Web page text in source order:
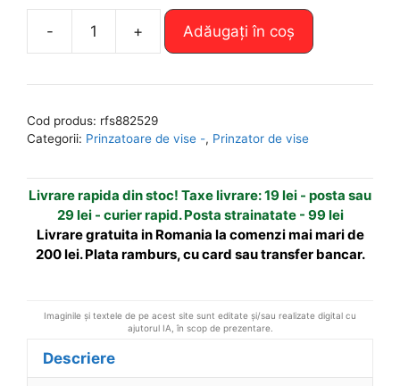
-
Cantitate
de
-
de
orice
fel
+ Adăugați în coș
e
n
t
i
Cod produs: rfs882529
Categorii: Prinzatoare de vise -, Prinzator de vise
Livrare rapida din stoc! Taxe livrare: 19 lei - posta sau
29 lei - curier rapid. Posta strainatate - 99 lei
Livrare gratuita in Romania la comenzi mai mari de
200 lei. Plata ramburs, cu card sau transfer bancar.
Imaginile și textele de pe acest site sunt editate și/sau realizate digital cu
ajutorul IA, în scop de prezentare.
Descriere